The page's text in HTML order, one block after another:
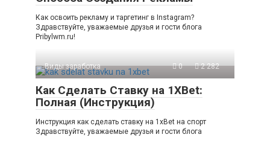
Как освоить рекламу и таргетинг в Instagram?
Здравствуйте, уважаемые друзья и гости блога
Pribylwm.ru!
Виды заработка 0 2 282
Как Сделать Ставку на 1XBet:
Полная (Инструкция)
Инструкция как сделать ставку на 1xBet на спорт
Здравствуйте, уважаемые друзья и гости блога